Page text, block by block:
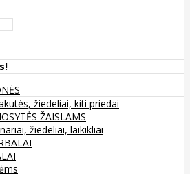
žiedeliai, kiti priedai
ŽAISLAMS
žiedeliai, laikikliai